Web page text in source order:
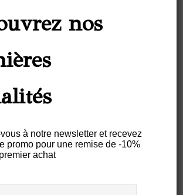
de nombreuses façons
une histoire et la
de motifs est celle que
trouvée pour
la nôtre !»
nos
vous à notre newsletter et recevez
promo pour une remise de -10%
achat